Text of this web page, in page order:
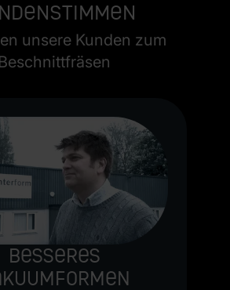
unsere Kunden zum
Beschnittfräsen
Besseres